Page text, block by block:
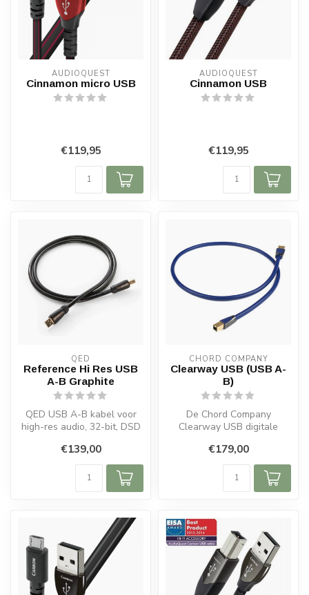
AUDIOQUEST
Cinnamon micro USB
€119,95
AUDIOQUEST
Cinnamon USB
€119,95
QED
Reference Hi Res USB
A-B Graphite
QED USB A-B kabel voor
high-res audio, 32-bit, DSD
Audio,...
€139,00
CHORD COMPANY
Clearway USB (USB A-
B)
De Chord Company
Clearway USB digitale
ideale volgende ...
€179,00